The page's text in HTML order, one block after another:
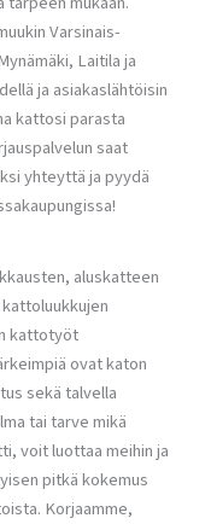
Varsinais-
Laitila ja
ja asiakaslähtöisin
kattosi parasta
saat
yhteyttä ja pyydä
aluskatteen
kattotyöt
ovat katon
sekä talvella
tai tarve mikä
voit luottaa meihin ja
pitkä kokemus
Korjaamme,